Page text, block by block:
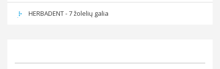
HERBADENT - 7 žolelių galia